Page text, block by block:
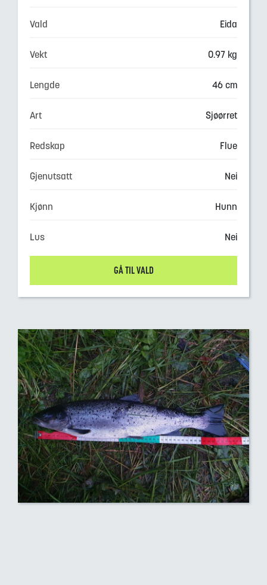
Vald Eida
Vekt 0.97 kg
Lengde 46 cm
Art Sjøørret
Redskap Flue
Gjenutsatt Nei
Kjønn Hunn
Lus Nei
GÅ TIL VALD